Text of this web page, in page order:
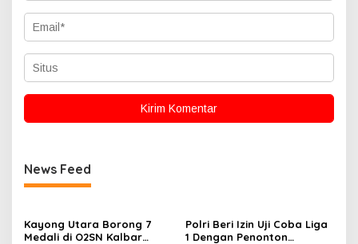
News Feed
Kayong Utara Borong 7
Medali di O2SN Kalbar
Polri Beri Izin Uji Coba Liga
1 Dengan Penonton